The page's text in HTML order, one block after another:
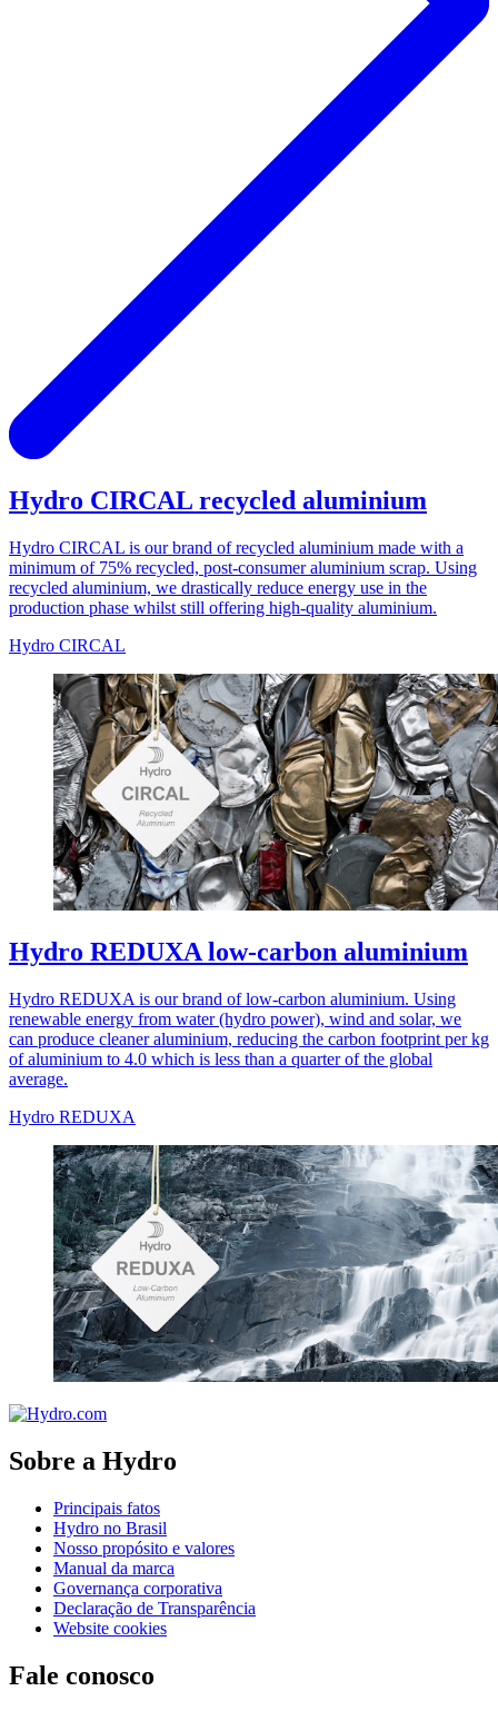
Hydro CIRCAL recycled aluminium
Hydro CIRCAL is our brand of recycled aluminium made with a
minimum of 75% recycled, post-consumer aluminium scrap. Using
recycled aluminium, we drastically reduce energy use in the
production phase whilst still offering high-quality aluminium.
Hydro CIRCAL
Hydro REDUXA low-carbon aluminium
Hydro REDUXA is our brand of low-carbon aluminium. Using
renewable energy from water (hydro power), wind and solar, we
can produce cleaner aluminium, reducing the carbon footprint per kg
of aluminium to 4.0 which is less than a quarter of the global
average.
Hydro REDUXA
Sobre a Hydro
Principais fatos
Hydro no Brasil
Nosso propósito e valores
Manual da marca
Governança corporativa
Declaração de Transparência
Website cookies
Fale conosco